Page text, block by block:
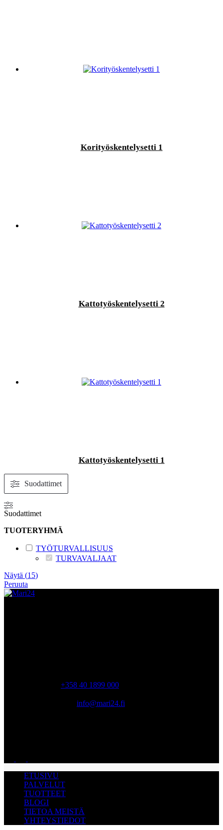
Korityöskentelysetti 1
Kattotyöskentelysetti 2
Kattotyöskentelysetti 1
Suodattimet
Suodattimet
TUOTERYHMÄ
TYÖTURVALLISUUS
TURVAVALJAAT
Näytä (15)
Peruuta
+358 40 1899 000
info@mari24.fi
ETUSIVU
PALVELUT
TUOTTEET
BLOGI
TIETOA MEISTÄ
YHTEYSTIEDOT